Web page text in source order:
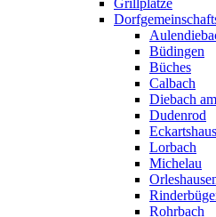
Grillplätze
Büdingen
Büches
Calbach
Diebach
Dudenrod
Lorbach
Michelau
Rohrbach